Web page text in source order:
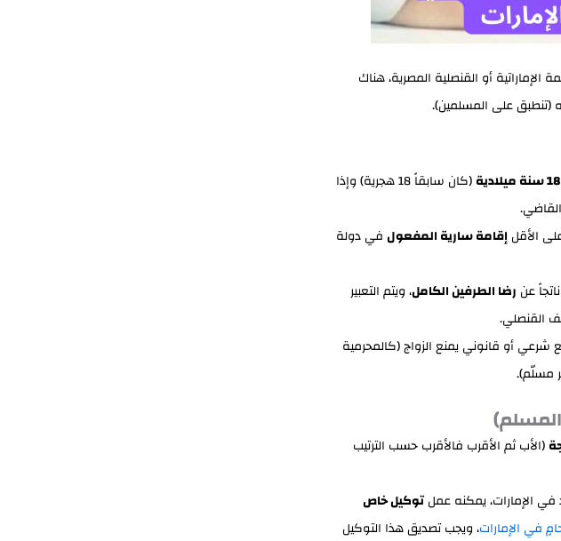
الإماراتية أو القنصلية المصرية، هناك
على المسلمين).
18 سنة ميلادية
(كان سابقاً 18 هجرية) وإذا
الأقلإقامة سارية المفعولفي دولة
عن رضا الطرفين الكامل، ويتم التعبير
القنصلي.
أو قانوني يمنع الزواج (كالمحرمية
مسلّم).
(الأب ثم الأقرب فالأقرب حسب الترتيب
في الإمارات، يمكنه عملتوكيل خاص
في الإمارات، ويجب تصديق هذا التوكيل